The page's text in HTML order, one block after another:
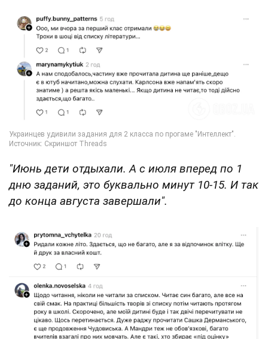
"Июнь дети отдыхали. А с июля вперед по 1
дню заданий, это буквально минут 10-15. И так
до конца августа завершали".